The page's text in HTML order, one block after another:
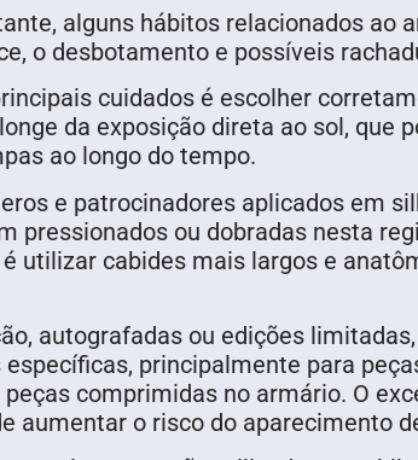
alguns hábitos relacionados ao
o desbotamento e possíveis
cuidados é escolher
da exposição direta ao sol, que
ao longo do tempo.
e patrocinadores aplicados em
pressionados ou dobradas nesta
utilizar cabides mais largos e
autografadas ou edições
principalmente para
comprimidas no armário. O
aumentar o risco do aparecimento